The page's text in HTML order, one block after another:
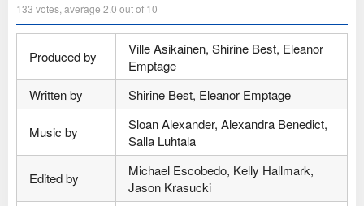
133 votes, average 2.0 out of 10
Produced by
Ville Asikainen, Shirine Best, Eleanor
Emptage
Written by
Shirine Best, Eleanor Emptage
Music by
Sloan Alexander, Alexandra Benedict,
Salla Luhtala
Edited by
Michael Escobedo, Kelly Hallmark,
Jason Krasucki